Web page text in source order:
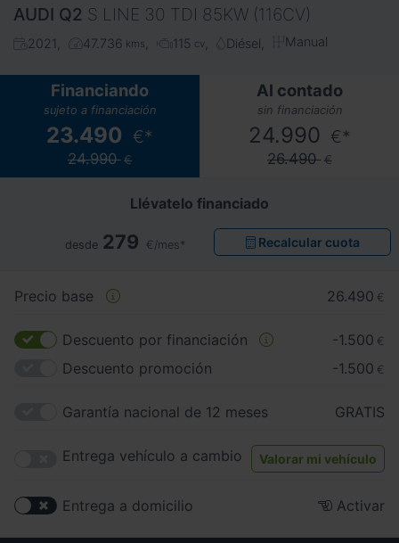
AUDI Q2 S LINE 30 TDI 85KW (116CV)
2021 47.736 kms 115 cv Diésel Manual
Financiando
sujeto a financiación
23.490 €*
24.990 €
Al contado
sin financiación
24.990 €*
26.490 €
Llévatelo financiado
desde 279 €/mes* Recalcular cuota
Precio base 26.490 €
Descuento por financiación -1.500 €
Descuento promoción -1.500 €
Garantía nacional de 12 meses GRATIS
Entrega vehículo a cambio Valorar mi vehículo
Entrega a domicilio Activar